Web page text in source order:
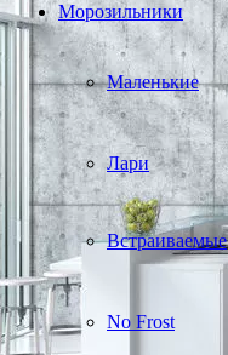
Морозильники
Маленькие
Лари
Встраиваемые
No Frost